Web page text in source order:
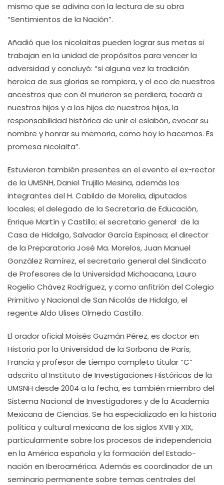
mismo que se adivina con la lectura de su obra
“Sentimientos de la Nación”.
Añadió que los nicolaitas pueden lograr sus metas si
trabajan en la unidad de propósitos para vencer la
adversidad y concluyó: “si alguna vez la tradición
heroica de sus glorias se rompiera, y el eco de nuestros
ancestros que con él murieron se perdiera, tocará a
nuestros hijos y a los hijos de nuestros hijos, la
responsabilidad histórica de unir el eslabón, evocar su
nombre y honrar su memoria, como hoy lo hacemos. Es
promesa nicolaita”.
Estuvieron también presentes en el evento el ex-rector
de la UMSNH, Daniel Trujillo Mesina, además los
integrantes del H. Cabildo de Morelia, diputados
locales; el delegado de la Secretaría de Educación,
Enrique Martín y Castillo; el secretario general de la
Casa de Hidalgo, Salvador García Espinosa; el director
de la Preparatoria José Ma. Morelos, Juan Manuel
González Ramírez, el secretario general del Sindicato
de Profesores de la Universidad Michoacana, Lauro
Rogelio Chávez Rodríguez, y como anfitrión del Colegio
Primitivo y Nacional de San Nicolás de Hidalgo, el
regente Aldo Ulises Olmedo Castillo.
El orador oficial Moisés Guzmán Pérez, es doctor en
Historia por la Universidad de la Sorbona de París,
Francia y profesor de tiempo completo titular “C”
adscrito al Instituto de Investigaciones Históricas de la
UMSNH desde 2004 a la fecha, es también miembro del
Sistema Nacional de Investigadores y de la Academia
Mexicana de Ciencias. Se ha especializado en la historia
política y cultural mexicana de los siglos XVIII y XIX,
particularmente sobre los procesos de independencia
en la América española y la formación del Estado-
nación en Iberoamérica. Además es coordinador de un
seminario permanente sobre temas centrales del